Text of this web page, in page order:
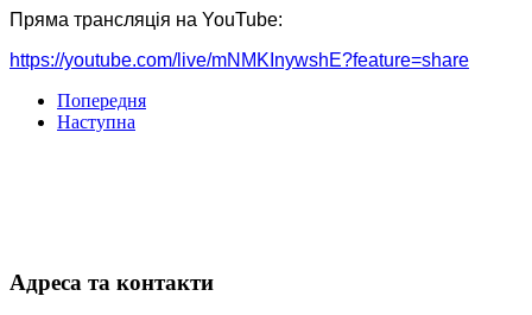
Пряма трансляція на YouTube:
https://youtube.com/live/mNMKInywshE?feature=share
Попередня
Наступна
Адреса та контакти